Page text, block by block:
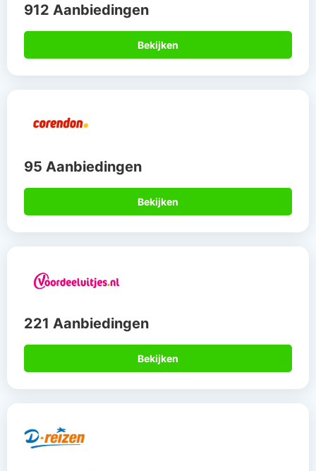
912 Aanbiedingen
Bekijken
95 Aanbiedingen
Bekijken
221 Aanbiedingen
Bekijken